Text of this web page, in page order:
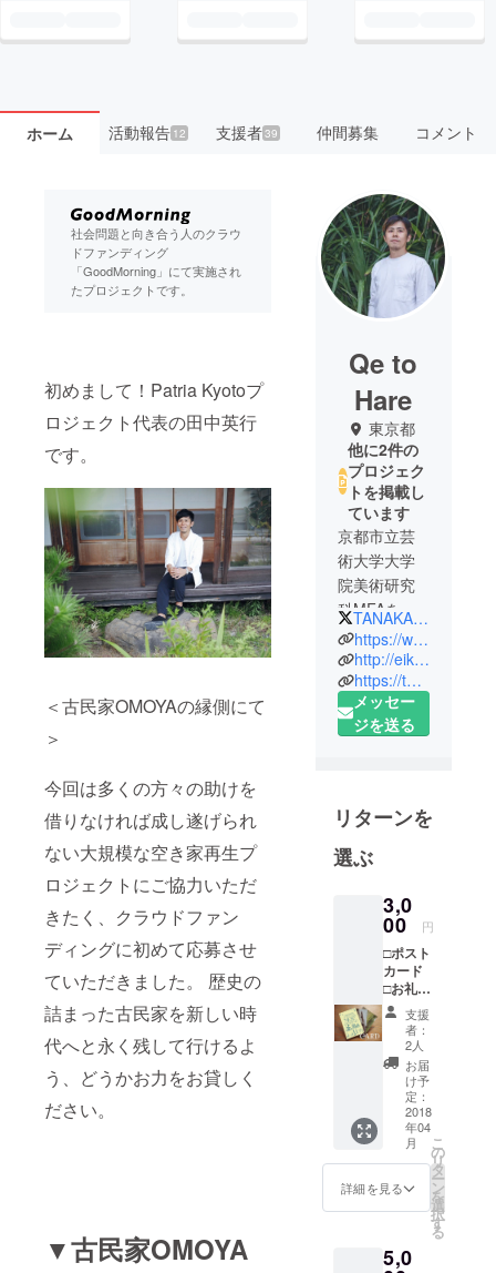
ホーム 活動報告12 支援者39 仲間募集 コメント
社会問題と向き合う人のクラウ
ドファンディング
「GoodMorning」にて実施され
たプロジェクトです。
初めまして！Patria Kyotoプ
ロジェクト代表の田中英行
です。
＜古民家OMOYAの縁側にて
＞
今回は多くの方々の助けを
借りなければ成し遂げられ
ない大規模な空き家再生プ
ロジェクトにご協力いただ
きたく、クラウドファン
ディングに初めて応募させ
ていただきました。 歴史の
詰まった古民家を新しい時
代へと永く残して行けるよ
う、どうかお力をお貸しく
ださい。
▼古民家OMOYA
Qe to
Hare
東京都
他に2件の
プロジェク
トを掲載し
ています
京都市立芸
術大学大学
院美術研究
科MFAを取
得、2002年
よりアー
ティストと
して世界
12ヶ国45都
ギャラ
リー、アー
トセン
祭などに作
品出展しま
した。また
2007年より
芸大、美大
での非常勤
講師及び、
ゲスト講師
として社会
人等1000人
以上に講
義、講演、
WSを行なっ
ています。
は、 2019年
TANAKA_EKH
https://www.instagram.com/no_mu_kyoto/
http://eikoh-tanaka.net/
https://twitter.com/TANAKA_EKH
メッセー
ジを送る
リターンを
選ぶ
3,0
00 円
□ポスト
カード
□お礼の
メッ
セージ
支援
者：
2人
お届
け予
定：
2018
年04
月
詳細を見る
こ
の
リ
タ
ー
ン
を
選
択
す
る
5,0